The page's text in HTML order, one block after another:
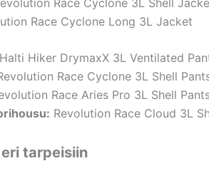
Race Cyclone Long 3L Jacket
Halti Hiker DrymaxX 3L Ventilated
Race Cyclone 3L Shell
Race Aries Pro 3L Shell
Revolution Race Cloud 3L
tarpeisiin